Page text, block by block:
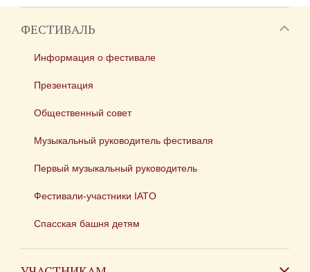
ФЕСТИВАЛЬ
Информация о фестивале
Презентация
Общественный совет
Музыкальный руководитель фестиваля
Первый музыкальный руководитель
Фестивали-участники IATO
Спасская башня детям